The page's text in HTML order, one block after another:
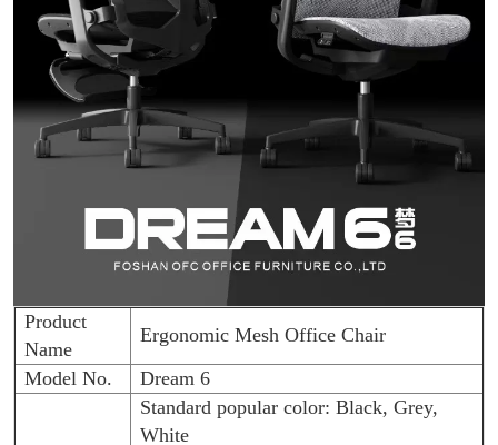
Product
Name
Ergonomic Mesh Office Chair
Model No.
Dream 6
Standard popular color: Black, Grey,
White